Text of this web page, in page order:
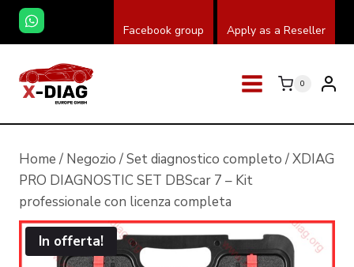
Salta
contenuto
Facebook group Apply as a Reseller
0
Home / Negozio /Set diagnostico completo /XDIAG
PRO DIAGNOSTIC SET DBScar 7 – Kit
professionale con licenza completa
In offerta!